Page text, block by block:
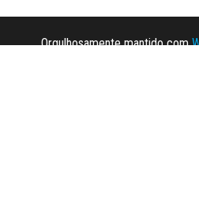
Orgulhosamente mantido com